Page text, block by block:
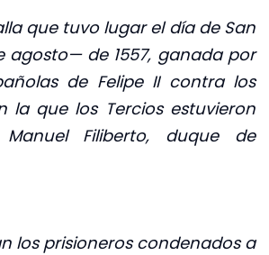
que tuvo lugar el día de San
agosto— de 1557, ganada por
de Felipe II contra los
la que los Tercios estuvieron
Filiberto, duque de
los prisioneros condenados a